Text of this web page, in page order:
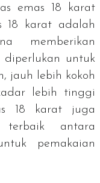
emas 18 karat
18 karat adalah
memberikan
untuk
jauh lebih kokoh
lebih tinggi
18 karat juga
terbaik antara
pemakaian